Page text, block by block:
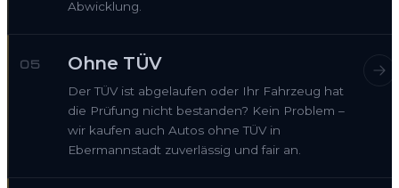
Abwicklung.
05 Ohne TÜV
Der TÜV ist abgelaufen oder Ihr Fahrzeug hat
die Prüfung nicht bestanden? Kein Problem –
wir kaufen auch Autos ohne TÜV in
Ebermannstadt zuverlässig und fair an.